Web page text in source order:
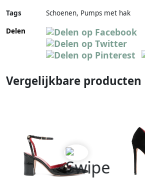
Tags
Schoenen, Pumps met hak
Delen
Vergelijkbare producten